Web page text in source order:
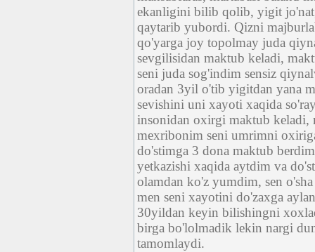
ekanligini bilib qolib, yigit
qaytarib yubordi. Qizni
qo'yarga joy topolmay juda
sevgilisidan maktub keladi,
seni juda sog'indim sensiz
oradan 3yil o'tib yigitdan yana
sevishini uni xayoti xaqida
insonidan oxirgi maktub keladi,
mexribonim seni umrimni
do'stimga 3 dona maktub
yetkazishi xaqida aytdim va
olamdan ko'z yumdim, sen
men seni xayotini do'zaxga
30yildan keyin bilishingni
birga bo'lolmadik lekin nargi
tamomlaydi.